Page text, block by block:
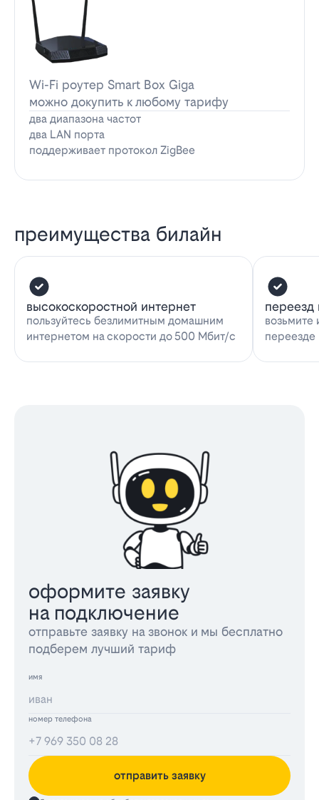
Wi-Fi роутер Smart Box Giga
можно докупить к любому тарифу
два диапазона частот
два LAN порта
поддерживает протокол ZigBee
преимущества билайн
высокоскоростной интернет
пользуйтесь безлимитным домашним
интернетом на скорости до 500 Мбит/с
переезд
возьмите
переезде
оформите заявку
на подключение
отправьте заявку на звонок и мы бесплатно
подберем лучший тариф
имя
номер телефона
отправить заявку